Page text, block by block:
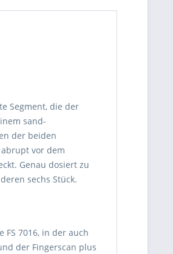
Segment, die der
sand-
der beiden
vor dem
Genau dosiert zu
sechs Stück.
7016, in der auch
der Fingerscan plus